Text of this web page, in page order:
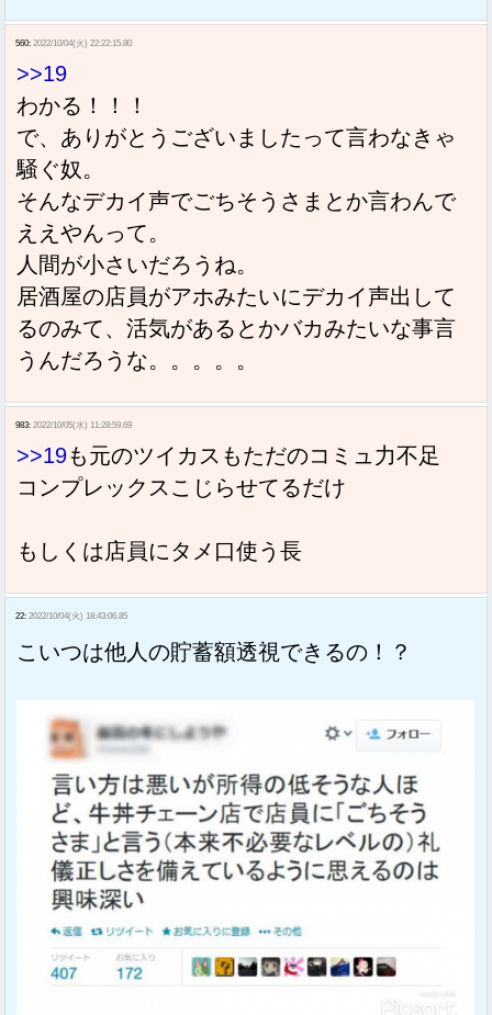
560: 2022/10/04(火) 22:22:15.80
>>19
わかる！！！
で、ありがとうございましたって言わなきゃ
騒ぐ奴。
そんなデカイ声でごちそうさまとか言わんで
ええやんって。
人間が小さいだろうね。
居酒屋の店員がアホみたいにデカイ声出して
るのみて、活気があるとかバカみたいな事言
うんだろうな。。。。。
983: 2022/10/05(水) 11:28:59.69
>>19も元のツイカスもただのコミュ力不足
コンプレックスこじらせてるだけ
もしくは店員にタメ口使う長
22: 2022/10/04(火) 18:43:06.85
こいつは他人の貯蓄額透視できるの！？